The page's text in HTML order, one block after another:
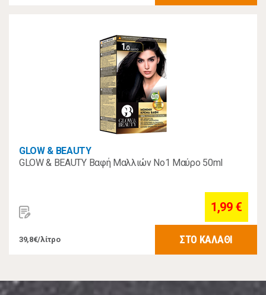
GLOW & BEAUTY
GLOW & BEAUTY Βαφή Μαλλιών Νο1 Μαύρο 50ml
1,99 €
39,8€/λίτρο ΣΤΟ ΚΑΛΑΘΙ